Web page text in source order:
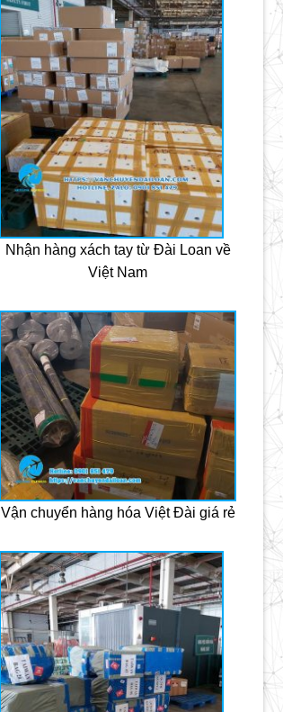
Nhận hàng xách tay từ Đài Loan về
Việt Nam
Vận chuyển hàng hóa Việt Đài giá rẻ